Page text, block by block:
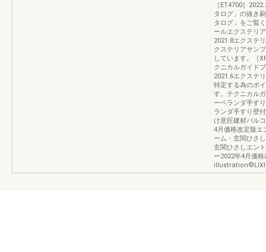
［ET4700］
タログ」の抜き
タログ」をご覧
ールエクステリ
2021.8エクステ
クステリアサン
しています。［
クニカルガイド
2021.6エクステ
特定する為のポ
す。テクニカル
ーベランダ手す
ランダ手すり壁
け意匠建材バル
4月価格改定版エ
ーム・玄関ひさ
玄関ひさしエン
ー2022年4月価格